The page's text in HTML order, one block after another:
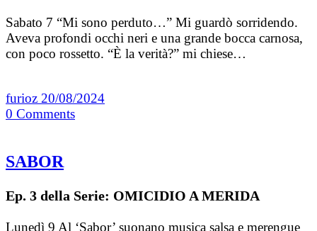
Sabato 7 “Mi sono perduto…” Mi guardò sorridendo.
Aveva profondi occhi neri e una grande bocca carnosa,
con poco rossetto. “È la verità?” mi chiese…
furioz 20/08/2024
0 Comments
SABOR
Ep. 3 della Serie: OMICIDIO A MERIDA
Lunedì 9 Al ‘Sabor’ suonano musica salsa e merengue